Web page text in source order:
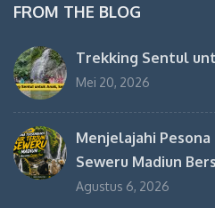
FROM THE BLOG
Trekking Sentul
Mei 20, 2026
Menjelajahi
Seweru Madiun
Agustus 6, 2026